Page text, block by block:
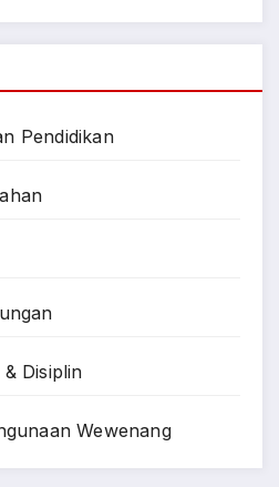
Pendidikan
Disiplin
Wewenang